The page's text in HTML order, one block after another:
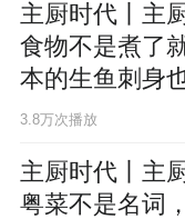
主厨时代丨主
食物不是煮了
本的生鱼刺身
3.8万次播放
主厨时代丨主
粤菜不是名词